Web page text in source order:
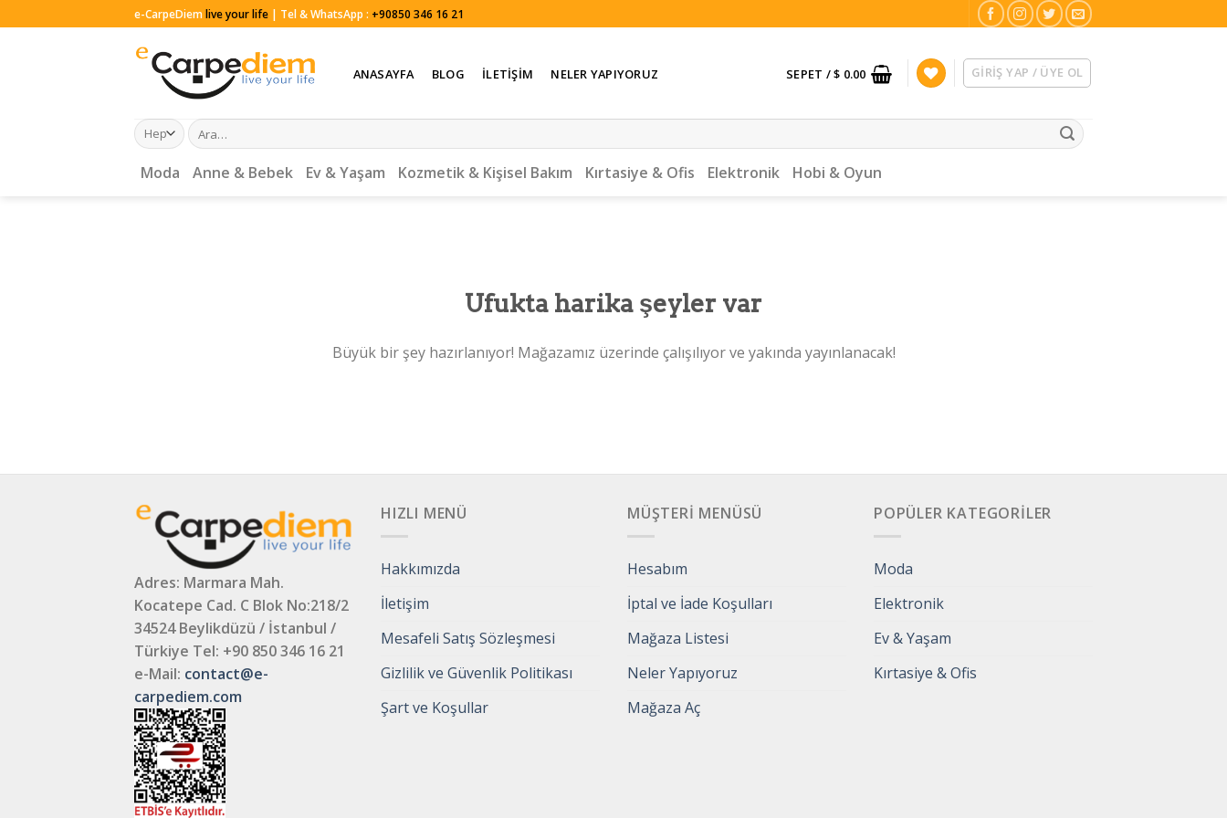
to
e-CarpeDiemlive your life | Tel & WhatsApp : +90850 346 16 21
ANASAYFA BLOG İLETIŞIM NELER YAPIYORUZ SEPET /$ 0.00 GIRIŞ YAP / ÜYE OL
Ara:
Moda Anne & Bebek Ev & Yaşam Kozmetik & Kişisel Bakım Kırtasiye & Ofis Elektronik Hobi & Oyun
Ufukta harika şeyler var
Büyük bir şey hazırlanıyor! Mağazamız üzerinde çalışılıyor ve yakında yayınlanacak!
Adres: Marmara Mah.
Kocatepe Cad. C Blok No:218/2
34524 Beylikdüzü / İstanbul /
Türkiye Tel: +90 850 346 16 21
e-Mail: contact@e-
carpediem.com
HIZLI MENÜ
Hakkımızda
İletişim
Mesafeli Satış Sözleşmesi
Gizlilik ve Güvenlik Politikası
Şart ve Koşullar
MÜŞTERI MENÜSÜ
Hesabım
İptal ve İade Koşulları
Mağaza Listesi
Neler Yapıyoruz
Mağaza Aç
POPÜLER KATEGORILER
Moda
Elektronik
Ev & Yaşam
Kırtasiye & Ofis